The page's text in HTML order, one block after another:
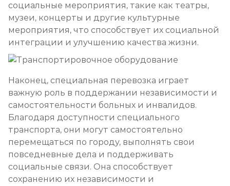
социальные мероприятия, такие как театры,
музеи, концерты и другие культурные
мероприятия, что способствует их социальной
интеграции и улучшению качества жизни.
Наконец, специальная перевозка играет
важную роль в поддержании независимости и
самостоятельности больных и инвалидов.
Благодаря доступности специального
транспорта, они могут самостоятельно
перемещаться по городу, выполнять свои
повседневные дела и поддерживать
социальные связи. Она способствует
сохранению их независимости и